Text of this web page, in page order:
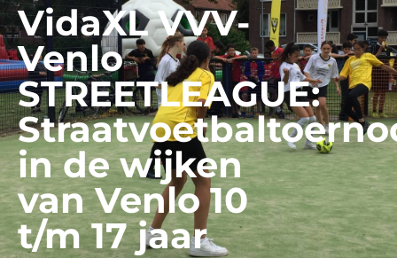
VidaXL VVV-
Venlo
STREETLEAGUE:
in de wijken
van Venlo 10
t/m 17 jaar